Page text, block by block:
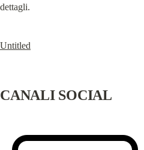
dettagli.
Untitled
CANALI SOCIAL